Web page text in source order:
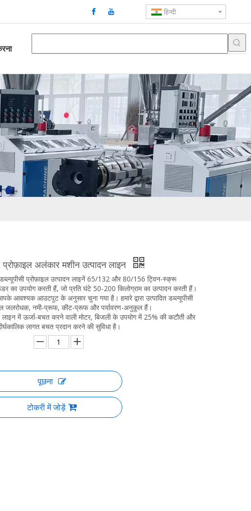
हिन्दी
अलंकार मशीन उत्पादन लाइन
प्रोफ़ाइल उत्पादन लाइनें 65/132 और 80/156 ट्विन-स्क्रू
का उपयोग करती हैं, जो प्रति घंटे 50-200 किलोग्राम का उत्पादन करती हैं।
आवश्यक आउटपुट के अनुसार चुना गया है। हमारे द्वारा उत्पादित डब्ल्यूपीसी
जलरोधक, नमी-प्रूफ, कीट-प्रूफ और पर्यावरण-अनुकूल हैं।
लाइन में ऊर्जा-बचत करने वाली मोटर, बिजली के उपयोग में 25% की कटौती और
लागत बचत प्रदान करने की सुविधा है।
पूछना
टोकरी में जोड़ें